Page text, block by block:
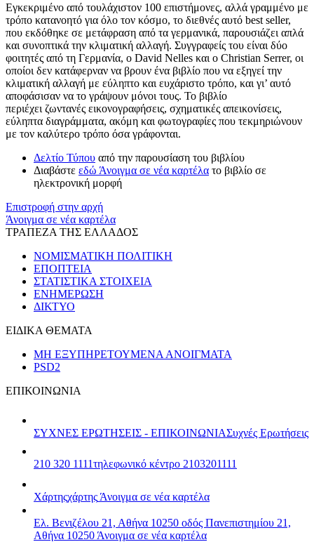
Εγκεκριμένο από τουλάχιστον 100 επιστήμονες, αλλά γραμμένο με
τρόπο κατανοητό για όλο τον κόσμο, το διεθνές αυτό best seller,
που εκδόθηκε σε μετάφραση από τα γερμανικά, παρου­σιάζει απλά
και συνοπτικά την κλιματική αλλαγή. Συγγραφείς του είναι δύο
φοιτητές από τη Γερμανία, ο David Nelles και ο Christian Serrer, οι
οποίοι δεν κατάφερναν να βρουν ένα βιβλίο που να εξηγεί την
κλιματική αλλαγή με εύληπτο και ευχάριστο τρόπο, και γι’ αυτό
αποφάσισαν να το γράψουν μόνοι τους. Το βιβλίο
περιέχει ζωντανές εικονογραφήσεις, σχηματικές απεικονίσεις,
εύληπτα διαγράμματα, ακόμη και φωτογραφίες που τεκμηριώνουν
με τον καλύτερο τρόπο όσα γράφονται.
Δελτίο Τύπου από την παρουσίαση του βιβλίου
Διαβάστε εδώ Άνοιγμα σε νέα καρτέλα το βιβλίο σε
ηλεκτρονική μορφή
Επιστροφή στην αρχή
Άνοιγμα σε νέα καρτέλα
ΤΡΑΠΕΖΑ ΤΗΣ ΕΛΛΑΔΟΣ
ΝΟΜΙΣΜΑΤΙΚΗ ΠΟΛΙΤΙΚΗ
ΕΠΟΠΤΕΙΑ
ΣΤΑΤΙΣΤΙΚΑ ΣΤΟΙΧΕΙΑ
ΕΝΗΜΕΡΩΣΗ
ΔΙΚΤΥΟ
ΕΙΔΙΚΑ ΘΕΜΑΤΑ
ΜΗ ΕΞΥΠΗΡΕΤΟΥΜΕΝΑ ΑΝΟΙΓΜΑΤΑ
PSD2
ΕΠΙΚΟΙΝΩΝΙΑ
ΣΥΧΝΕΣ ΕΡΩΤΗΣΕΙΣ - ΕΠΙΚΟΙΝΩΝΙΑΣυχνές Ερωτήσεις
210 320 1111τηλεφωνικό κέντρο 2103201111
Χάρτηςχάρτης Άνοιγμα σε νέα καρτέλα
Ελ. Βενιζέλου 21, Αθήνα 10250 οδός Πανεπιστημίου 21,
Αθήνα 10250 Άνοιγμα σε νέα καρτέλα